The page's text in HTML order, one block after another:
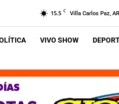
15.5 C Villa Carlos Paz, AR
VIVO SHOW